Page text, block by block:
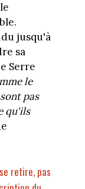
jusqu'à
sa
Serre
le
pas
qu'ils
retire, pas